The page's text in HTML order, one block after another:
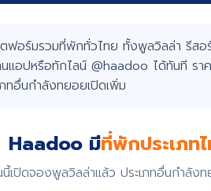
อร์มรวมที่พักทั่วไทย ทั้งพูลวิลล่า รีสอ
แอปหรือทักไลน์ @haadoo ได้ทันที ร
ทอื่นกำลังทยอยเปิดเพิ่ม
Haadoo มีที่พักประเภท
เปิดจองพูลวิลล่าแล้ว ประเภทอื่นกำลัง